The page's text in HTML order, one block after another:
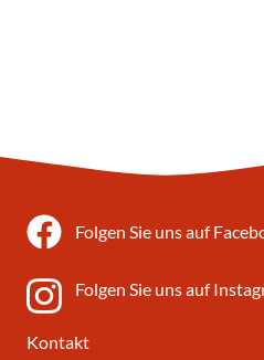
Folgen Sie uns auf
Folgen Sie uns auf
Kontakt